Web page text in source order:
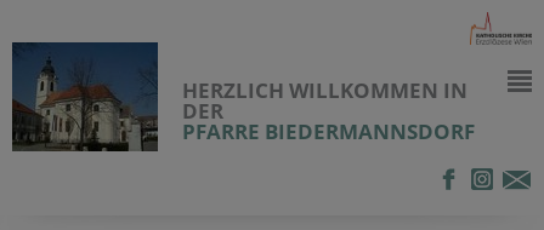
HERZLICH WILLKOMMEN IN
DER
PFARRE BIEDERMANNSDORF